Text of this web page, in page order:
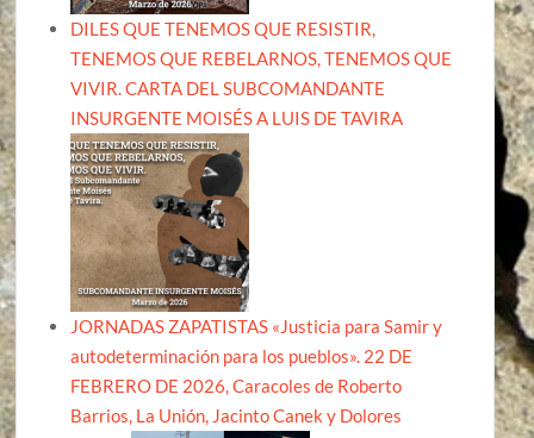
DILES QUE TENEMOS QUE RESISTIR,
TENEMOS QUE REBELARNOS, TENEMOS QUE
VIVIR. CARTA DEL SUBCOMANDANTE
INSURGENTE MOISÉS A LUIS DE TAVIRA
JORNADAS ZAPATISTAS «Justicia para Samir y
autodeterminación para los pueblos». 22 DE
FEBRERO DE 2026, Caracoles de Roberto
Barrios, La Unión, Jacinto Canek y Dolores